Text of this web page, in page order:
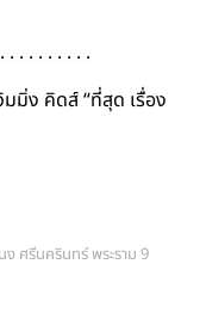
. . . . . . . . .
มิ่ง คิดส์ “ที่สุด เรื่อง
ศรีนครินทร์ พระราม 9